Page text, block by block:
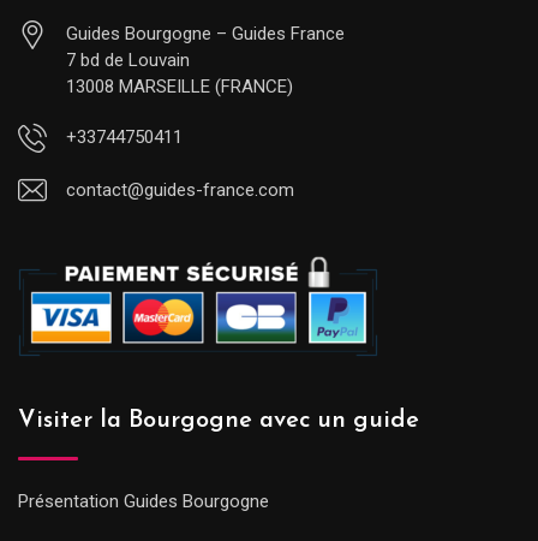
Guides Bourgogne – Guides France
7 bd de Louvain
13008 MARSEILLE (FRANCE)
+33744750411
contact@guides-france.com
Visiter la Bourgogne avec un guide
Présentation Guides Bourgogne